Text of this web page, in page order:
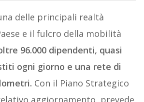
delle principali realtà
e il fulcro della mobilità
96.000 dipendenti, quasi
ogni giorno e una rete di
Con il Piano Strategico
aggiornamento, prevede